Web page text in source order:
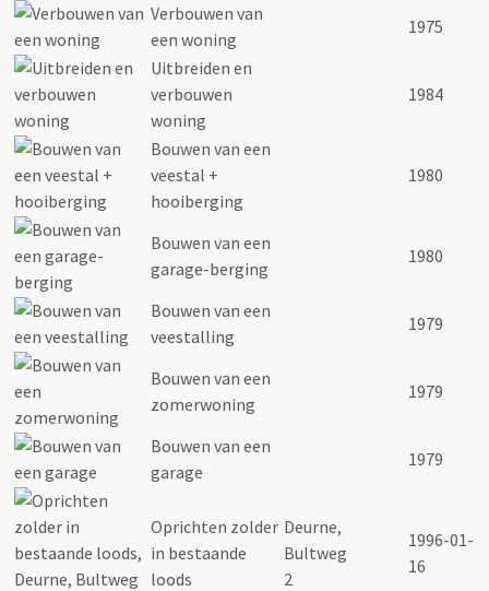
Verbouwen van
een woning
1975
Uitbreiden en
verbouwen
woning
1984
Bouwen van een
veestal +
hooiberging
1980
Bouwen van een
garage-berging
1980
Bouwen van een
veestalling
1979
Bouwen van een
zomerwoning
1979
Bouwen van een
garage
1979
Oprichten zolder
in bestaande
loods
Deurne,
Bultweg
2
1996-01-
16